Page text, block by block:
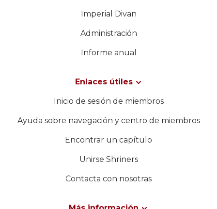
Imperial Divan
Administración
Informe anual
Enlaces útiles
Inicio de sesión de miembros
Ayuda sobre navegación y centro de miembros
Encontrar un capítulo
Unirse Shriners
Contacta con nosotras